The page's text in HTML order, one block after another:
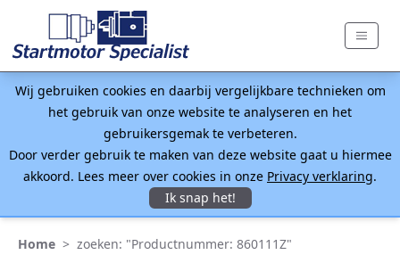
Wij gebruiken cookies en daarbij vergelijkbare technieken om
het gebruik van onze website te analyseren en het
gebruikersgemak te verbeteren.
Door verder gebruik te maken van deze website gaat u hiermee
akkoord. Lees meer over cookies in onze Privacy verklaring.
Ik snap het!
Home > zoeken: "Productnummer: 860111Z"